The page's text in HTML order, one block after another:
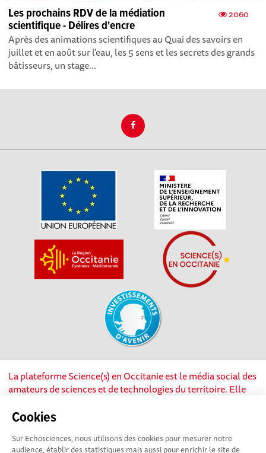
Cookies
Sur Echosciences, nous utilisons des cookies pour mesurer notre
audience, établir des statistiques mais aussi pour enrichir le site de
2060
Les prochains RDV de la médiation
scientifique - Délires d'encre
Après des animations scientifiques au Quai des savoirs en
juillet et en août sur l'eau, les 5 sens et les secrets des grands
bâtisseurs, un stage...
La plateforme Science(s) en Occitanie est le média social des
amateurs de sciences et de technologies du territoire. Elle
soutien de nombreux acteurs locaux. Ce projet est cofinancé
l’Union européenne via les fonds européen de